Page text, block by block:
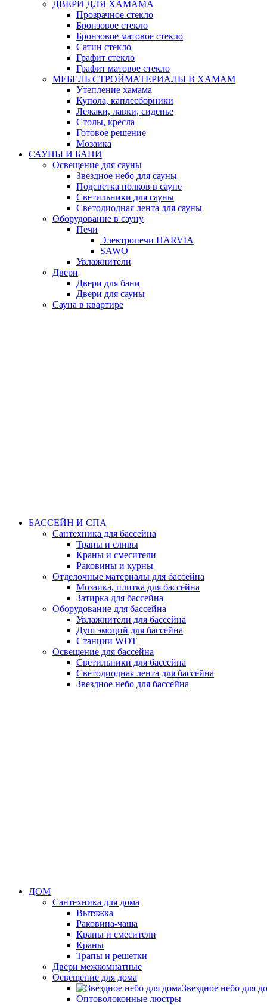
ДВЕРИ ДЛЯ ХАМАМА
Прозрачное стекло
Бронзовое стекло
Бронзовое матовое стекло
Сатин стекло
Графит стекло
Графит матовое стекло
МЕБЕЛЬ СТРОЙМАТЕРИАЛЫ В ХАМАМ
Утепление хамама
Купола, каплесборники
Лежаки, лавки, сиденье
Столы, кресла
Готовое решение
Мозаика
САУНЫ И БАНИ
Освещение для сауны
Звездное небо для сауны
Подсветка полков в сауне
Светильники для сауны
Светодиодная лента для сауны
Оборудование в сауну
Печи
Электропечи HARVIA
SAWO
Увлажнители
Двери
Двери для бани
Двери для сауны
Сауна в квартире
БАССЕЙН И СПА
Сантехника для бассейна
Трапы и сливы
Краны и смесители
Раковины и курны
Отделочные материалы для бассейна
Мозаика, плитка для бассейна
Затирка для бассейна
Оборудование для бассейна
Увлажнители для бассейна
Душ эмоций для бассейна
Станции WDT
Освещение для бассейна
Светильники для бассейна
Светодиодная лента для бассейна
Звездное небо для бассейна
ДОМ
Сантехника для дома
Вытяжка
Раковина-чаша
Краны и смесители
Краны
Трапы и решетки
Двери межкомнатные
Освещение для дома
Звездное небо для
Оптоволоконные люстры